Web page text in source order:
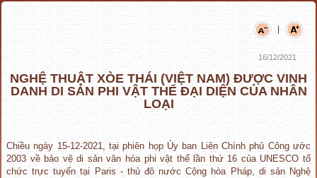
|
16/12/2021
NGHỆ THUẬT XÒE THÁI (VIỆT NAM) ĐƯỢC VINH
DANH DI SẢN PHI VẬT THỂ ĐẠI DIỆN CỦA NHÂN
LOẠI
Chiều ngày 15-12-2021, tại phiên họp Ủy ban Liên Chính phủ Công ước
2003 về bảo vệ di sản văn hóa phi vật thể lần thứ 16 của UNESCO tổ
chức trực tuyến tại Paris - thủ đô nước Cộng hòa Pháp, di sản Nghệ